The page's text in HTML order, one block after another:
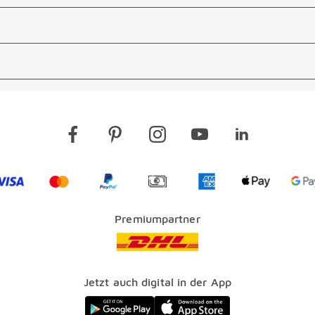
MastercardPayPal Vorkasse American Express
Apple Pay
Premiumpartner
Jetzt auch digital in der App